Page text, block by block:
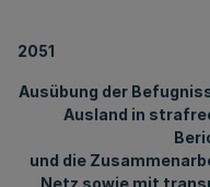
2051
Ausübung der
Ausland in
und die
Netz sowie mit